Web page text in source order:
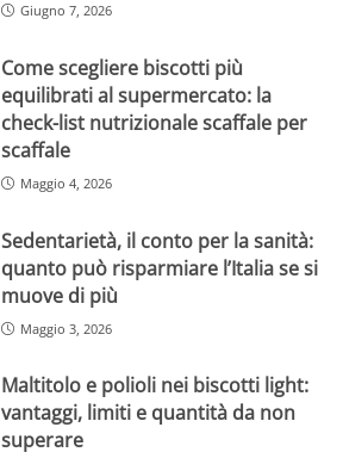
Giugno 7, 2026
Come scegliere biscotti più
equilibrati al supermercato: la
check-list nutrizionale scaffale per
scaffale
Maggio 4, 2026
Sedentarietà, il conto per la sanità:
quanto può risparmiare l’Italia se si
muove di più
Maggio 3, 2026
Maltitolo e polioli nei biscotti light:
vantaggi, limiti e quantità da non
superare